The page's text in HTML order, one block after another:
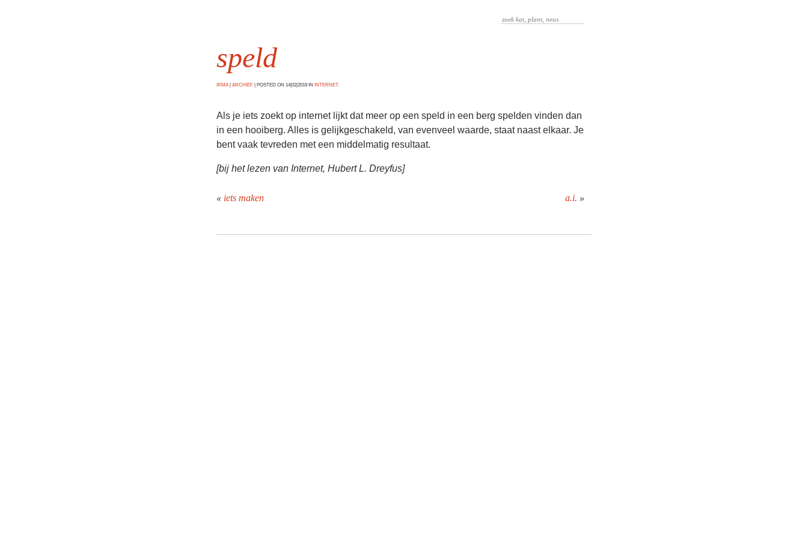
speld
IRMA ARCHIEF POSTED ON 14|02|2019 IN INTERNET.
Als je iets zoekt op internet lijkt dat meer op een speld in een berg spelden vinden dan
in een hooiberg. Alles is gelijkgeschakeld, van evenveel waarde, staat naast elkaar. Je
bent vaak tevreden met een middelmatig resultaat.
[bij het lezen van Internet, Hubert L. Dreyfus]
« iets maken a.i. »